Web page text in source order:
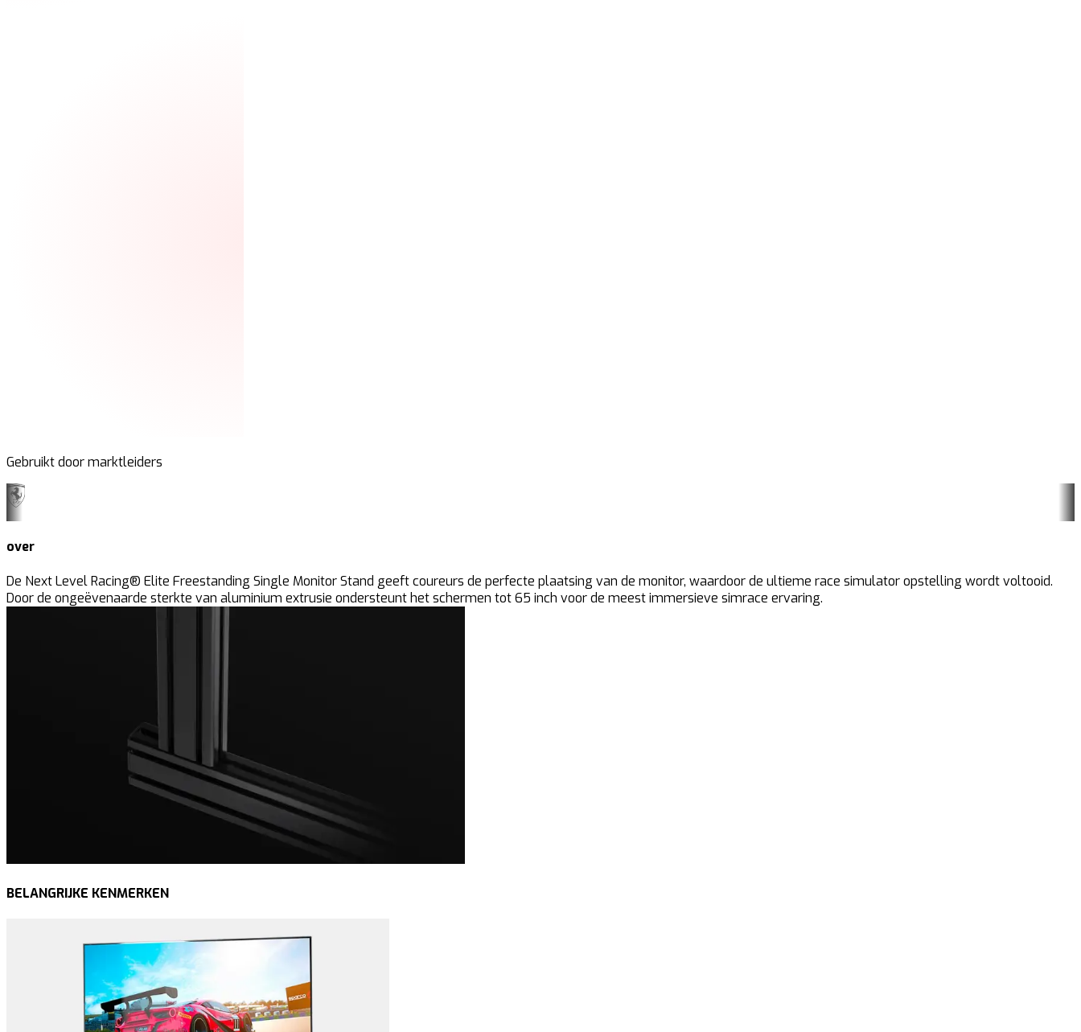
Gebruikt door marktleiders
over
De Next Level Racing® Elite Freestanding Single Monitor Stand geeft coureurs de perfecte plaatsing van de monitor, waardoor de ultieme race simulator opstelling wordt voltooid.
Door de ongeëvenaarde sterkte van aluminium extrusie ondersteunt het schermen tot 65 inch voor de meest immersieve simrace ervaring.
BELANGRIJKE KENMERKEN